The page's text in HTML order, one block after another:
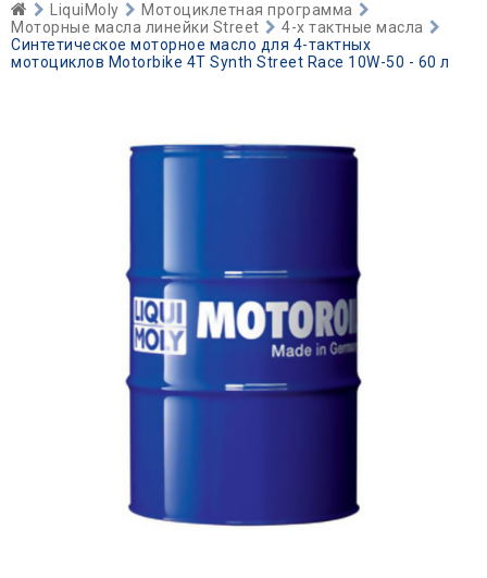
LiquiMoly
Мотоциклетная программа
Моторные масла линейки Street
4-х тактные масла
Синтетическое моторное масло для 4-тактных
мотоциклов Motorbike 4T Synth Street Race 10W-50 - 60 л